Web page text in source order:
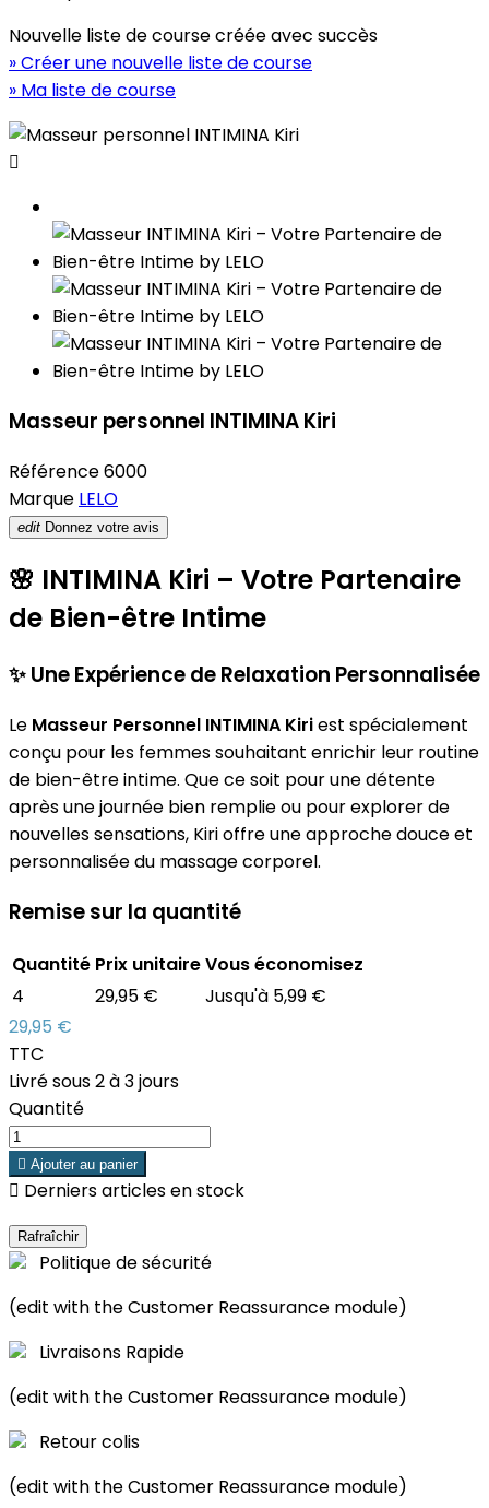
Nouvelle liste de course créée avec succès
» Créer une nouvelle liste de course
» Ma liste de course

Masseur personnel INTIMINA Kiri
Référence6000
Marque LELO
edit Donnez votre avis
🌸 INTIMINA Kiri – Votre Partenaire
de Bien-être Intime
✨Une Expérience de Relaxation Personnalisée
Le Masseur Personnel INTIMINA Kiriest spécialement
conçu pour les femmes souhaitant enrichir leur routine
de bien-être intime. Que ce soit pour une détente
après une journée bien remplie ou pour explorer de
nouvelles sensations, Kiri offre une approche douce et
personnalisée du massage corporel.
Remise sur la quantité
Quantité Prix unitaireVous économisez
4
29,95 €
Jusqu'à 5,99 €
29,95 €
TTC
Livré sous 2 à 3 jours
Quantité
 Ajouter au panier
 Derniers articles en stock
Politique de sécurité
(edit with the Customer Reassurance module)
Livraisons Rapide
(edit with the Customer Reassurance module)
Retour colis
(edit with the Customer Reassurance module)